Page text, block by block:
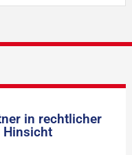
in rechtlicher
Hinsicht